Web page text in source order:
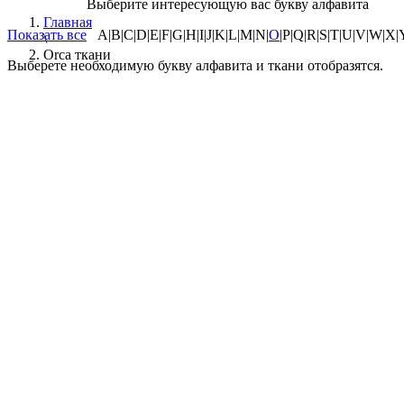
Главная
\
Orca ткани
Выберите интересующую вас букву алфавита
Показать все A|B|C|D|E|F|G|H|I|J|K|L|M|N|O
Выберете необходимую букву алфавита и ткани отобразятся.